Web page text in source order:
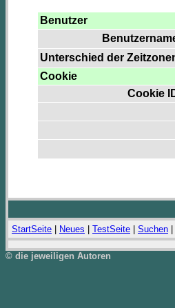
Benutzer
Unterschied der
Cookie
Cookie
StartSeite Neues TestSeite Suchen
© die jeweiligen Autoren